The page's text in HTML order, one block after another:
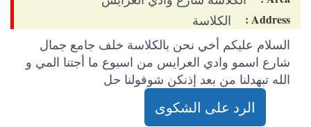
Address :
الكلاسة
السلام عليكم أخي نحن بالكلاسة خلف جامع جمال
شارع اسمو وادي العرايس من اسبوع ما أجتنا المي و
الله تبهدلنا من بعد إذنكن شوفولنا حل
الرد على الشكوى